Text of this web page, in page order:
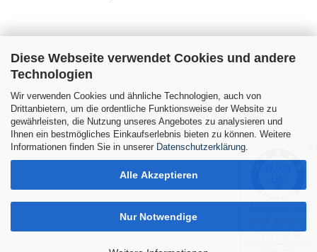
Diese Webseite verwendet Cookies und andere
Technologien
Wir verwenden Cookies und ähnliche Technologien, auch von
Drittanbietern, um die ordentliche Funktionsweise der Website zu
gewährleisten, die Nutzung unseres Angebotes zu analysieren und
Ihnen ein bestmögliches Einkaufserlebnis bieten zu können. Weitere
Informationen finden Sie in unserer Datenschutzerklärung
Alle Akzeptieren
Nur Notwendige